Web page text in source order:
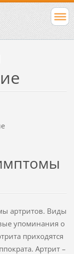
артритов. Виды
упоминания о
приходятся
Артрит –